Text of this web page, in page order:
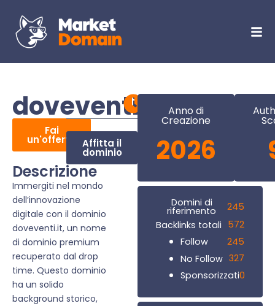
doveventi.it
Fai
un'offerta Affitta il
dominio
Descrizione
Immergiti nel mondo
dell’innovazione
digitale con il dominio
doveventi.it, un nome
di dominio premium
recuperato dal drop
time. Questo dominio
ha un solido
background storico,
Anno di
Creazione
2026
Domini di
riferimento
245
Backlinks totali 572
Follow
245
No Follow 327
Sponsorizzati0